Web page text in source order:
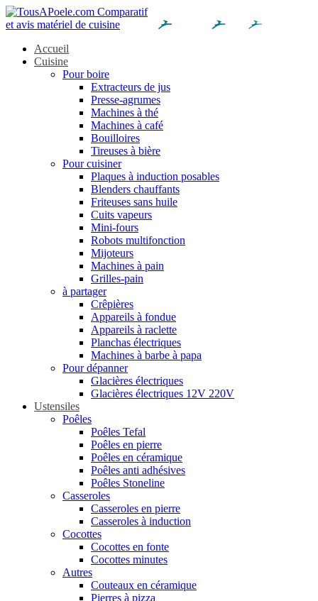
Accueil
Cuisine
Pour boire
Extracteurs de jus
Presse-agrumes
Machines à thé
Machines à café
Bouilloires
Tireuses à bière
Pour cuisiner
Plaques à induction posables
Blenders chauffants
Friteuses sans huile
Cuits vapeurs
Mini-fours
Robots multifonction
Mijoteurs
Machines à pain
Grilles-pain
à partager
Crêpières
Appareils à fondue
Appareils à raclette
Planchas électriques
Machines à barbe à papa
Pour dépanner
Glacières électriques
Glacières électriques 12V 220V
Ustensiles
Poêles
Poêles Tefal
Poêles en pierre
Poêles en céramique
Poêles anti adhésives
Poêles Stoneline
Casseroles
Casseroles en pierre
Casseroles à induction
Cocottes
Cocottes en fonte
Cocottes minutes
Autres
Couteaux en céramique
Pierres à pizza